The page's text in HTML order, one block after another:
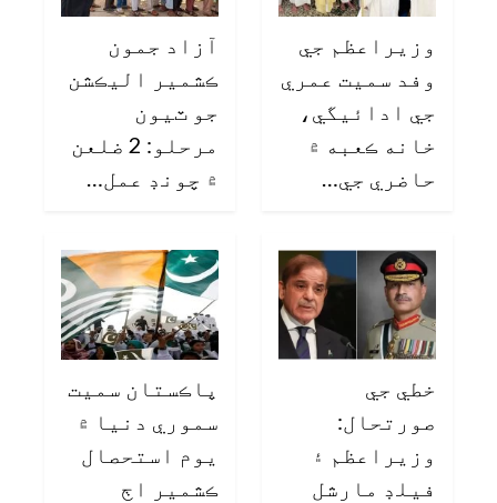
وزيراعظم جي
وفد سميت عمري
جي ادائيگي،
خانه ڪعبه ۾
حاضري جي…
آزاد جمون
ڪشمير اليڪشن
جو ٽيون
مرحلو: 2 ضلعن
۾ چونڊ عمل…
خطي جي
صورتحال:
وزيراعظم ۽
فيلڊ مارشل
پاڪستان سميت
سموري دنيا ۾
يوم استحصال
ڪشمير اڄ